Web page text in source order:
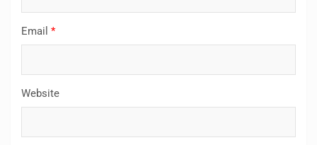
Email *
Website